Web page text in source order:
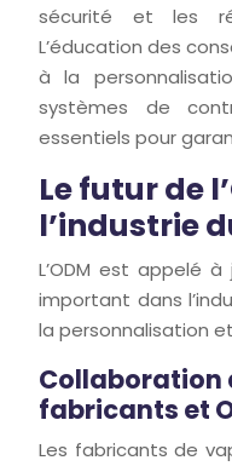
sécurité et les
L’éducation des
à la
systèmes de
essentiels pour
Le futur de
l’industrie
L’ODM est appelé
important dans
la personnalisation
Collaboration
fabricants et
Les fabricants de